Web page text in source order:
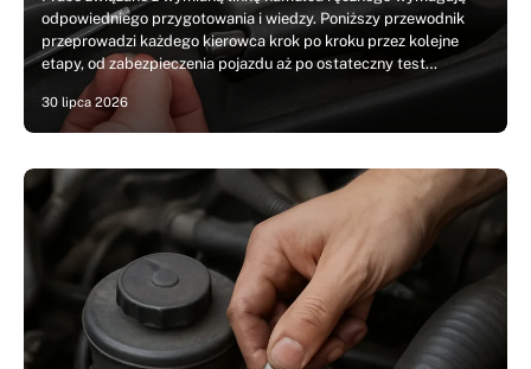
odpowiedniego przygotowania i wiedzy. Poniższy przewodnik
przeprowadzi każdego kierowca krok po kroku przez kolejne
etapy, od zabezpieczenia pojazdu aż po ostateczny test…
30 lipca 2026